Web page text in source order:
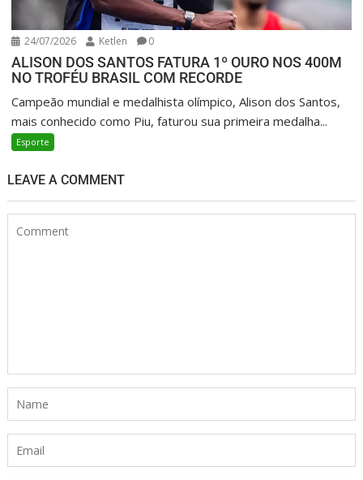
24/07/2026 Ketlen 0
ALISON DOS SANTOS FATURA 1º OURO NOS 400M
NO TROFÉU BRASIL COM RECORDE
Campeão mundial e medalhista olímpico, Alison dos Santos,
mais conhecido como Piu, faturou sua primeira medalha...
Esporte
LEAVE A COMMENT